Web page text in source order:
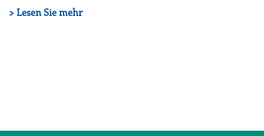
> Lesen Sie mehr